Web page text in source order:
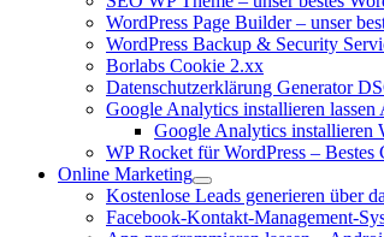
WordPress Page Builder – unser
WordPress Backup & Security
Borlabs Cookie 2.xx
Datenschutzerklärung Generator
Google Analytics installieren lassen
Google Analytics installieren
WP Rocket für WordPress – Bestes
Online Marketing
Kostenlose Leads generieren über
Facebook-Kontakt-Management-